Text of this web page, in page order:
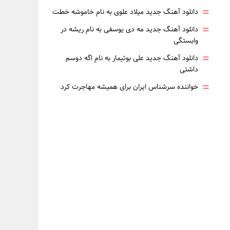
= دانلود آهنگ جدید میلاد علوی به نام خاموشه خطت
= دانلود آهنگ جدید مه دی یوسفی به نام ریشه در
وابستگی
= دانلود آهنگ جدید علی بوتیمار به نام اگه دوسم
داشتی
= خواننده سرشناس ایران برای همیشه مهاجرت کرد